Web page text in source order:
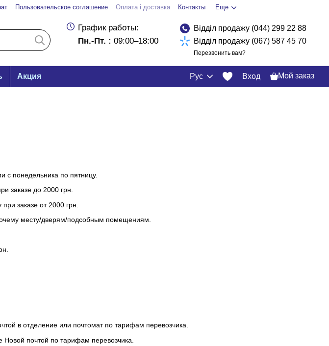
Пользовательское соглашение Оплата і доставка Контакты Еще
График работы:
Пн.-Пт. : 09:00–18:00
Відділ продажу (044) 299 22 88
Відділ продажу (067) 587 45 70
Перезвонить вам?
Акция Рус Вход Мой заказ
с понедельника по пятницу.
заказе до 2000 грн.
заказе от 2000 грн.
месту/дверям/подсобным помещениям.
в отделение или почтомат по тарифам перевозчика.
Новой почтой по тарифам перевозчика.